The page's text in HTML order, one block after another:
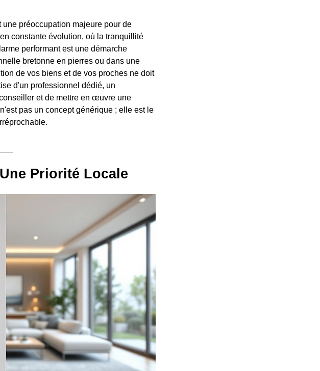
préoccupation majeure pour de
constante évolution, où la tranquillité
performant est une démarche
bretonne en pierres ou dans une
de vos biens et de vos proches ne doit
d'un professionnel dédié, un
et de mettre en œuvre une
pas un concept générique ; elle est le
Priorité Locale